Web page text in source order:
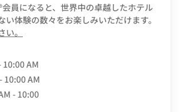
員になると、世界中の卓越したホテル
い体験の数々をお楽しみいただけます。
。
10:00 AM
10:00 AM
- 10:00